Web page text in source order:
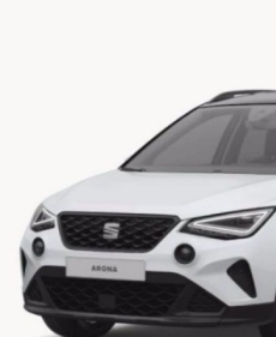
PRENOTA LA TUA MANUTENZIONE
I NOSTRI SERVIZI
AREA COMMERCIANTI